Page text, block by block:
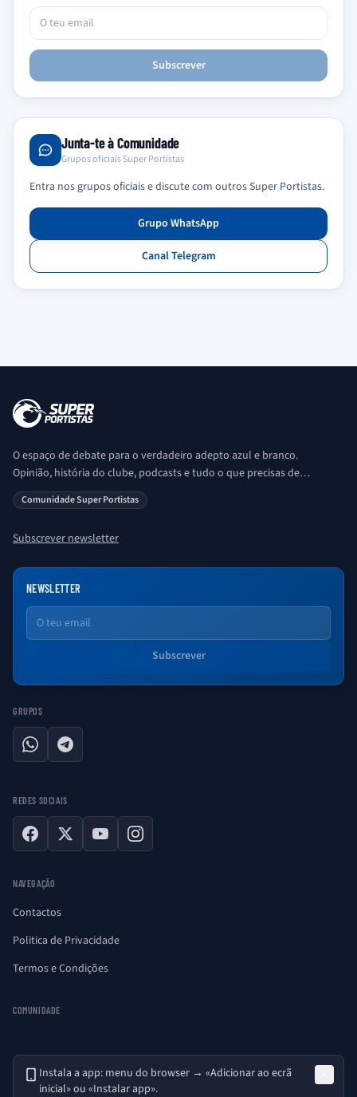
Subscrever
Junta-te à Comunidade
Grupos oficiais Super Portistas
Entra nos grupos oficiais e discute com outros Super Portistas.
Grupo WhatsApp
Canal Telegram
O espaço de debate para o verdadeiro adepto azul e branco.
Opinião, história do clube, podcasts e tudo o que precisas de
saber sobre o universo Porto. Ser Porto é aqui!
Comunidade Super Portistas
Subscrever newsletter
NEWSLETTER
Email
Subscrever
GRUPOS
WhatsAppTelegram
REDES SOCIAIS
Facebook
X YouTubeInstagram
NAVEGAÇÃO
Contactos
Politica de Privacidade
Termos e Condições
COMUNIDADE
Instala a app: menu do browser → «Adicionar ao ecrã
inicial» ou «Instalar app».